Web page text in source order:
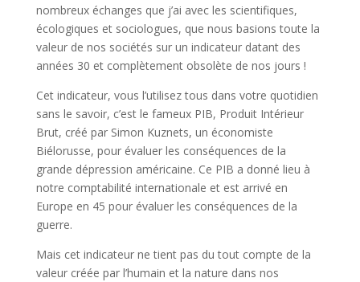
nombreux échanges que j’ai avec les scientifiques,
écologiques et sociologues, que nous basions toute la
valeur de nos sociétés sur un indicateur datant des
années 30 et complètement obsolète de nos jours !
Cet indicateur, vous l’utilisez tous dans votre quotidien
sans le savoir, c’est le fameux PIB, Produit Intérieur
Brut, créé par Simon Kuznets, un économiste
Biélorusse, pour évaluer les conséquences de la
grande dépression américaine. Ce PIB a donné lieu à
notre comptabilité internationale et est arrivé en
Europe en 45 pour évaluer les conséquences de la
guerre.
Mais cet indicateur ne tient pas du tout compte de la
valeur créée par l’humain et la nature dans nos